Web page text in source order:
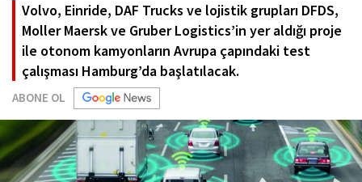
Volvo, Einride, DAF Trucks ve lojistik grupları DFDS,
Moller Maersk ve Gruber Logistics’in yer aldığı proje
ile otonom kamyonların Avrupa çapındaki test
çalışması Hamburg’da başlatılacak.
ABONE OL